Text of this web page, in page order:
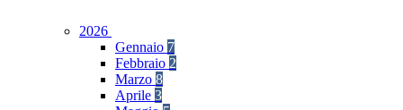
2026
Gennaio 7
Febbraio 2
Marzo 8
Aprile 3